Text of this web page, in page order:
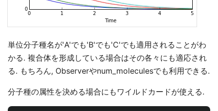
単位分子種名が'A'でも'B'でも'C'でも適用されることがわ
かる. 複合体を形成している場合はその各々にも適応され
る. もちろん, Observerやnum_moleculesでも利用できる.
分子種の属性を決める場合にもワイルドカードが使える.